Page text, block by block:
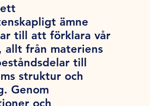
ämne
till att förklara vår
allt från materiens
till
struktur och
Genom
och